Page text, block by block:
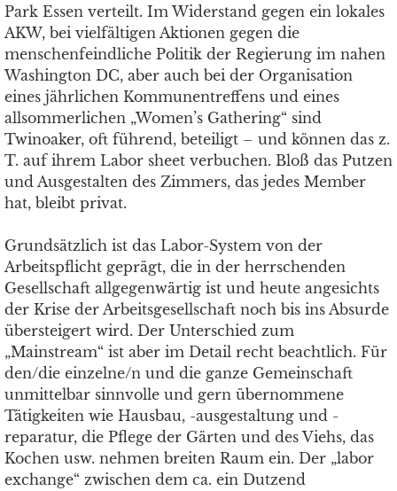
Park Essen verteilt. Im Widerstand gegen ein lokales
AKW, bei vielfältigen Aktionen gegen die
menschenfeindliche Politik der Regierung im nahen
Washington DC, aber auch bei der Organisation
eines jährlichen Kommunentreffens und eines
allsommerlichen „Women’s Gathering“ sind
Twinoaker, oft führend, beteiligt – und können das z.
T. auf ihrem Labor sheet verbuchen. Bloß das Putzen
und Ausgestalten des Zimmers, das jedes Member
hat, bleibt privat.
Grundsätzlich ist das Labor-System von der
Arbeitspflicht geprägt, die in der herrschenden
Gesellschaft allgegenwärtig ist und heute angesichts
der Krise der Arbeitsgesellschaft noch bis ins Absurde
übersteigert wird. Der Unterschied zum
„Mainstream“ ist aber im Detail recht beachtlich. Für
den/die einzelne/n und die ganze Gemeinschaft
unmittelbar sinnvolle und gern übernommene
Tätigkeiten wie Hausbau, -ausgestaltung und -
reparatur, die Pflege der Gärten und des Viehs, das
Kochen usw. nehmen breiten Raum ein. Der „labor
exchange“ zwischen dem ca. ein Dutzend